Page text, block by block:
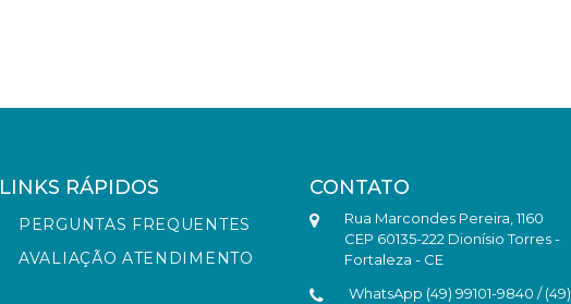
LINKS RÁPIDOS
PERGUNTAS FREQUENTES
AVALIAÇÃO ATENDIMENTO
CONTATO
Rua Marcondes Pereira, 1160
CEP 60135-222 Dionísio Torres -
Fortaleza - CE
WhatsApp (49) 99101-9840 / (49)